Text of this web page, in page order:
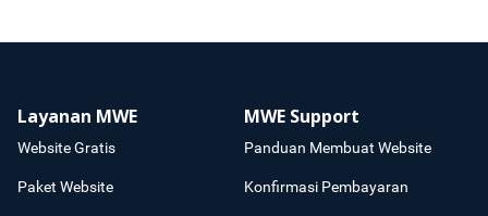
Layanan MWE
Website Gratis
Paket Website
MWE Support
Panduan Membuat Website
Konfirmasi Pembayaran